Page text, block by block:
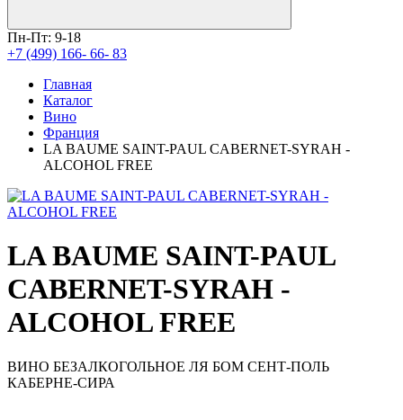
Пн-Пт: 9-18
+7 (499) 166- 66- 83
Главная
Каталог
Вино
Франция
LA BAUME SAINT-PAUL CABERNET-SYRAH -
ALCOHOL FREE
LA BAUME SAINT-PAUL
CABERNET-SYRAH -
ALCOHOL FREE
ВИНО БЕЗАЛКОГОЛЬНОЕ ЛЯ БОМ СЕНТ-ПОЛЬ
КАБЕРНЕ-СИРА